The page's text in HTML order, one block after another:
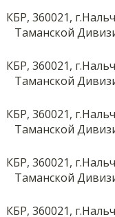
КБР, 360021,
Таманской
КБР, 360021,
Таманской
КБР, 360021,
Таманской
КБР, 360021,
Таманской
КБР, 360021,